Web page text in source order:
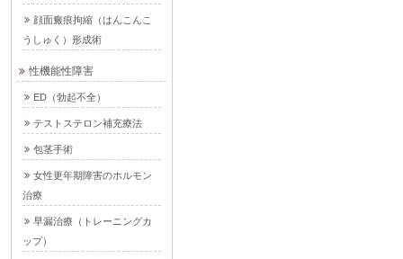
顔面瘢痕拘縮（はんこんこ
うしゅく）形成術
性機能性障害
ED（勃起不全）
テストステロン補充療法
包茎手術
女性更年期障害のホルモン
治療
早漏治療（トレーニングカ
ップ）